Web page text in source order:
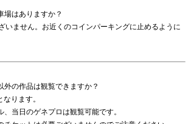
場はありますか？
いません。お近くのコインパーキングに止めるように
外の作品は観覧できますか？
ります。
当日のゲネプロは観覧可能です。